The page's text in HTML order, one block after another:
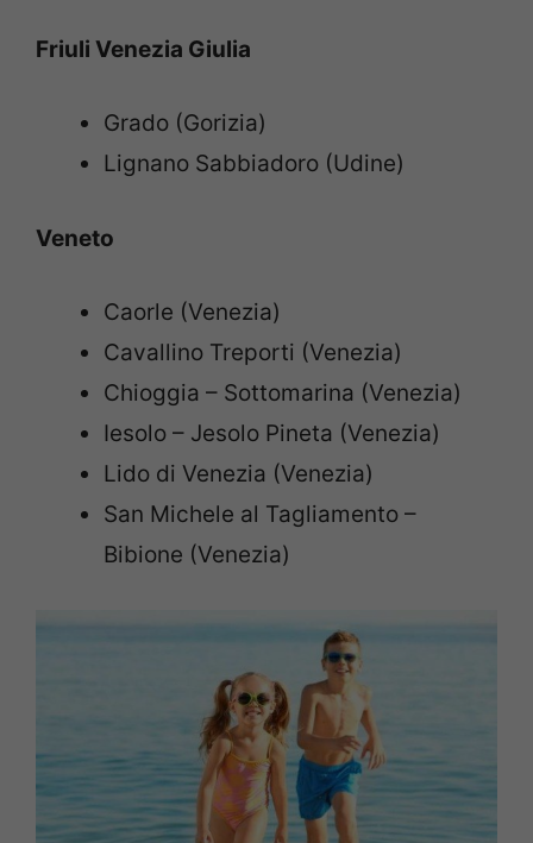
Friuli Venezia Giulia
Grado (Gorizia)
Lignano Sabbiadoro (Udine)
Veneto
Caorle (Venezia)
Cavallino Treporti (Venezia)
Chioggia – Sottomarina (Venezia)
Iesolo – Jesolo Pineta (Venezia)
Lido di Venezia (Venezia)
San Michele al Tagliamento –
Bibione (Venezia)